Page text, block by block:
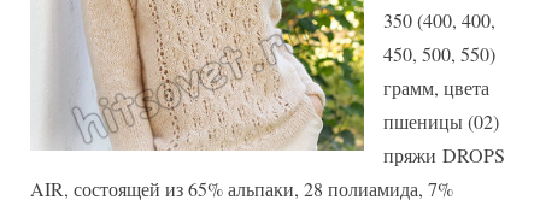
350 (400, 400,
450, 500, 550)
грамм, цвета
пшеницы (02)
пряжи DROPS
AIR, состоящей из 65% альпаки, 28 полиамида, 7%